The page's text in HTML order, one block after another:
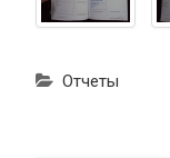
Отчеты